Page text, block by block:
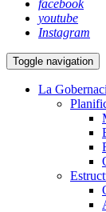
facebook
youtube
Instagram
Toggle navigation
La